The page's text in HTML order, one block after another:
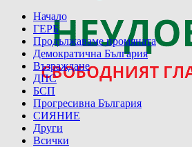
Начало
ГЕРБ
Продължаваме промяната
Демократична България
Възраждане
ДПС
БСП
Прогресивна България
СИЯНИЕ
Други
Всички